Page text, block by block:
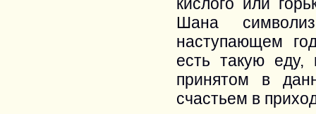
Шана
наступающем
есть такую еду,
принятом в
счастьем в